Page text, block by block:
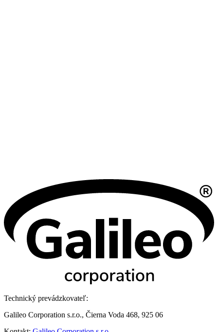
Technický prevádzkovateľ:
Galileo Corporation s.r.o., Čierna Voda 468, 925 06